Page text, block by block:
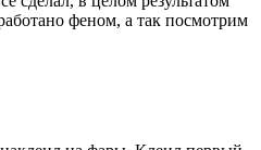
феном, а так посмотрим